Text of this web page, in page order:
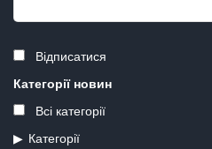
Відписатися
Категорії новин
Всі категорії
Категорії